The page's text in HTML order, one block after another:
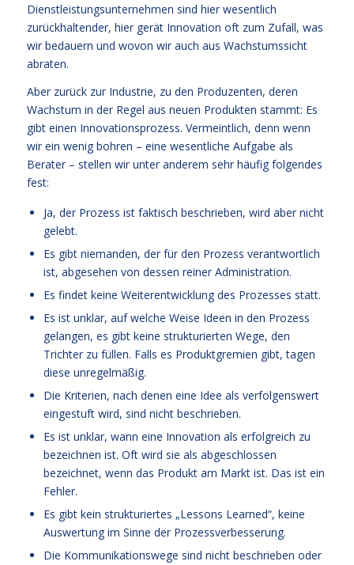
Dienstleistungsunternehmen sind hier wesentlich
zurückhaltender, hier gerät Innovation oft zum Zufall, was
wir bedauern und wovon wir auch aus Wachstumssicht
abraten.
Aber zurück zur Industrie, zu den Produzenten, deren
Wachstum in der Regel aus neuen Produkten stammt: Es
gibt einen Innovationsprozess. Vermeintlich, denn wenn
wir ein wenig bohren – eine wesentliche Aufgabe als
Berater – stellen wir unter anderem sehr häufig folgendes
fest:
Ja, der Prozess ist faktisch beschrieben, wird aber nicht
gelebt.
Es gibt niemanden, der für den Prozess verantwortlich
ist, abgesehen von dessen reiner Administration.
Es findet keine Weiterentwicklung des Prozesses statt.
Es ist unklar, auf welche Weise Ideen in den Prozess
gelangen, es gibt keine strukturierten Wege, den
Trichter zu füllen. Falls es Produktgremien gibt, tagen
diese unregelmäßig.
Die Kriterien, nach denen eine Idee als verfolgenswert
eingestuft wird, sind nicht beschrieben.
Es ist unklar, wann eine Innovation als erfolgreich zu
bezeichnen ist. Oft wird sie als abgeschlossen
bezeichnet, wenn das Produkt am Markt ist. Das ist ein
Fehler.
Es gibt kein strukturiertes „Lessons Learned“, keine
Auswertung im Sinne der Prozessverbesserung.
Die Kommunikationswege sind nicht beschrieben oder